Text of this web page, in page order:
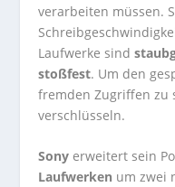
verarbeiten müssen.
Laufwerke sind
stoßfest. Um den
fremden Zugriffen zu
verschlüsseln.
Sony erweitert sein
Laufwerken um zwei